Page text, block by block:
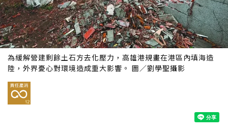
為緩解營建剩餘土石方去化壓力，高雄港規畫在港區內填海造
陸，外界憂心對環境造成重大影響。 圖／劉學聖攝影